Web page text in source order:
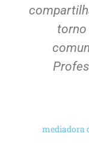
torno
mediadora